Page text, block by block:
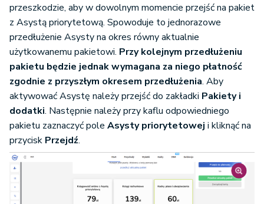
przeszkodzie, aby w dowolnym momencie przejść na pakiet
z Asystą priorytetową. Spowoduje to jednorazowe
przedłużenie Asysty na okres równy aktualnie
użytkowanemu pakietowi. Przy kolejnym przedłużeniu
pakietu będzie jednak wymagana za niego płatność
zgodnie z przyszłym okresem przedłużenia. Aby
aktywować Asystę należy przejść do zakładki Pakiety i
dodatki. Następnie należy przy kaflu odpowiedniego
pakietu zaznaczyć pole Asysty priorytetowej i kliknąć na
przycisk Przejdź.